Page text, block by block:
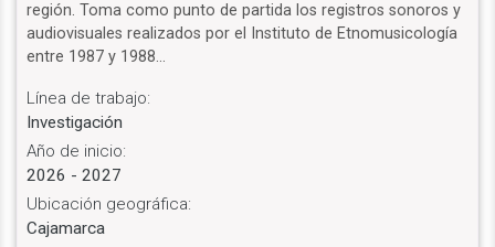
región. Toma como punto de partida los registros sonoros y
audiovisuales realizados por el Instituto de Etnomusicología
entre 1987 y 1988…
Línea de trabajo:
Investigación
Año de inicio:
2026 - 2027
Ubicación geográfica:
Cajamarca